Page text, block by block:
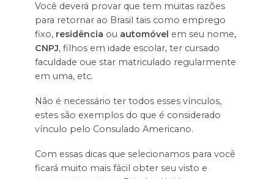
Você deverá provar que tem muitas razões
para retornar ao Brasil tais como emprego
fixo, residência ou automóvel em seu nome,
CNPJ, filhos em idade escolar, ter cursado
faculdade oue star matriculado regularmente
em uma, etc.
Não é necessário ter todos esses vínculos,
estes são exemplos do que é considerado
vínculo pelo Consulado Americano.
Com essas dicas que selecionamos para você
ficará muito mais fácil obter seu visto e